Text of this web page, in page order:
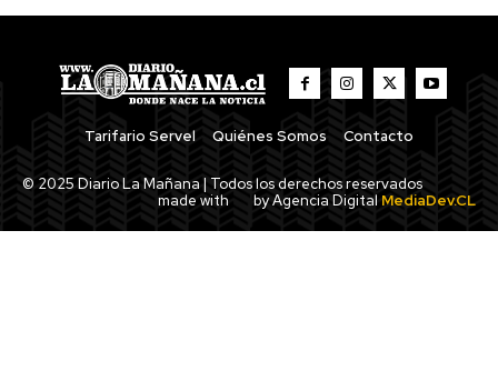
Tarifario Servel Quiénes Somos Contacto
© 2025 Diario La Mañana | Todos los derechos reservados
made with
by Agencia Digital MediaDev.CL